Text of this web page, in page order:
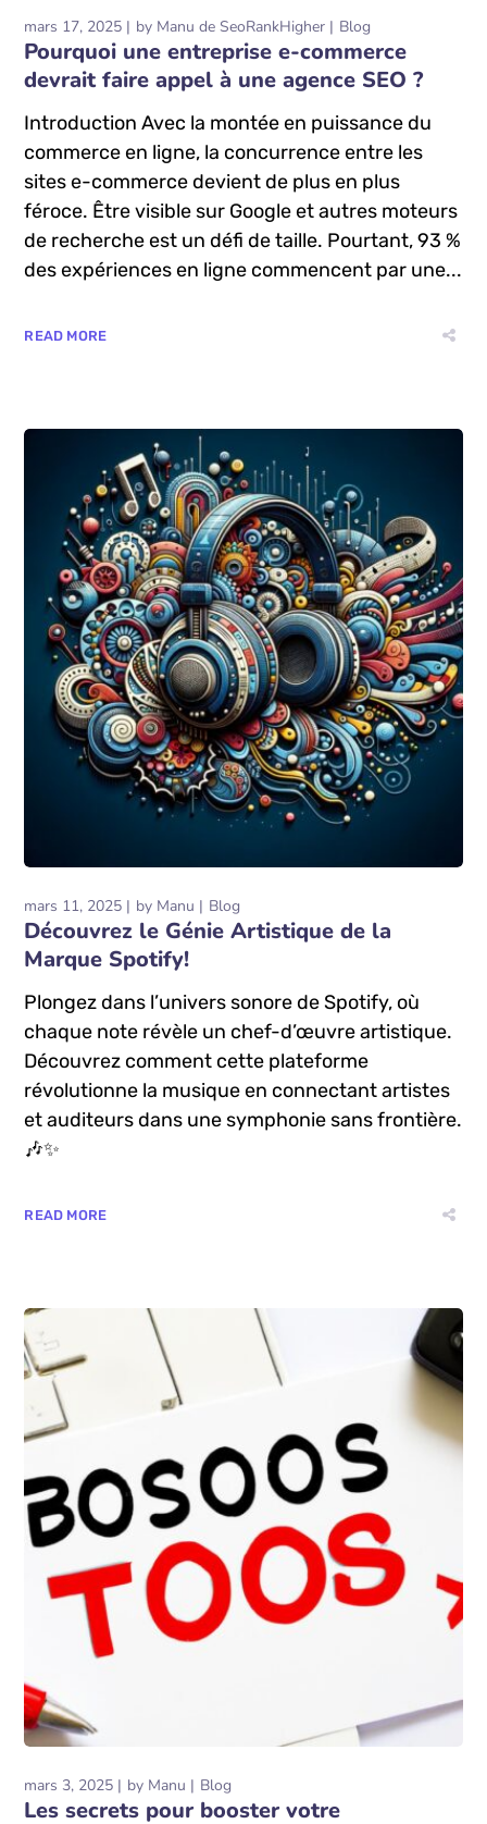
mars 17, 2025 by Manu de SeoRankHigher Blog
Pourquoi une entreprise e-commerce
devrait faire appel à une agence SEO ?
Introduction Avec la montée en puissance du
commerce en ligne, la concurrence entre les
sites e-commerce devient de plus en plus
féroce. Être visible sur Google et autres moteurs
des expériences en ligne commencent par une...
mars 11, 2025 Manu
Découvrez le Génie Artistique de la
Marque Spotify!
Plongez dans l’univers sonore de Spotify, où
chaque note révèle un chef-d’œuvre artistique.
Découvrez comment cette plateforme
révolutionne la musique en connectant artistes
🎶✨